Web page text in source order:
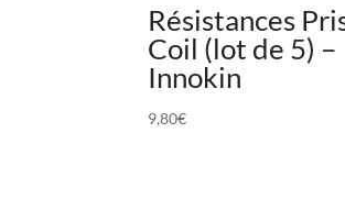
Résistances
Coil (lot de 5) –
Innokin
9,80€